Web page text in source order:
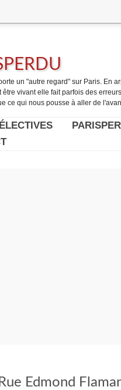
un "autre regard" sur Paris. En
être vivant elle fait parfois des
ce qui nous pousse à aller de
Edmond